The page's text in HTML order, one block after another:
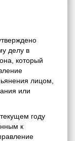
делу в
который
лицом,
или
году
к